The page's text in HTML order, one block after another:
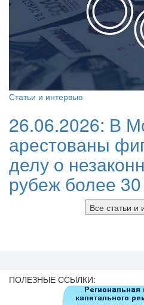
Статьи и интервью
26.06.2026: В
арестованы
делу о
рубеж более
Все статьи и
ПОЛЕЗНЫЕ ССЫЛКИ: